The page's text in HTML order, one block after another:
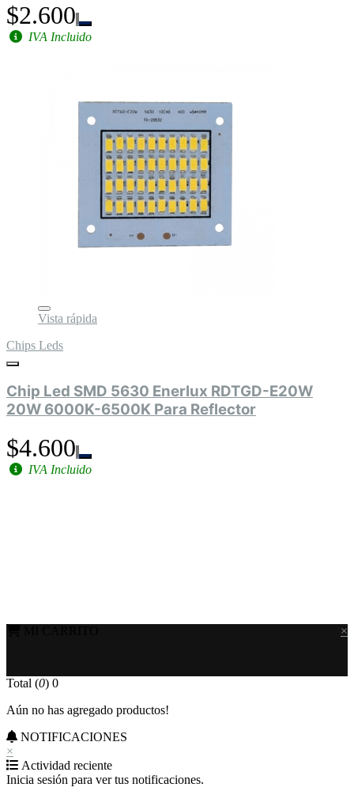
$2.600
IVA Incluido
Vista rápida
Chips Leds
Chip Led SMD 5630 Enerlux RDTGD-E20W
20W 6000K-6500K Para Reflector
$4.600
IVA Incluido
×
Total (0) 0
Aún no has agregado productos!
NOTIFICACIONES
×
Actividad reciente
Inicia sesión para ver tus notificaciones.